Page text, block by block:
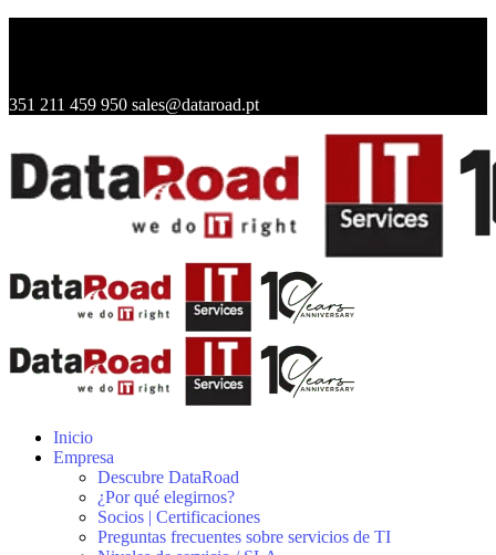
351 211 459 950 sales@dataroad.pt
Inicio
Empresa
Descubre DataRoad
¿Por qué elegirnos?
Socios | Certificaciones
Preguntas frecuentes sobre servicios de TI